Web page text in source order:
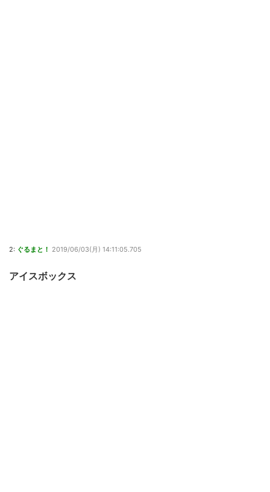
2: ぐるまと！ 2019/06/03(月) 14:11:05.705
アイスボックス